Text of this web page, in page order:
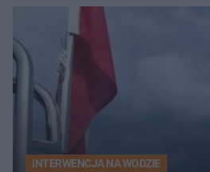
do
INTERWENCJA NA WODZIE